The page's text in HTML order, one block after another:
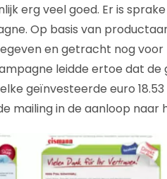
erg veel goed. Er is
Op basis van
en getracht nog
leidde ertoe dat de
geïnvesteerde euro
mailing in de aanloop naar